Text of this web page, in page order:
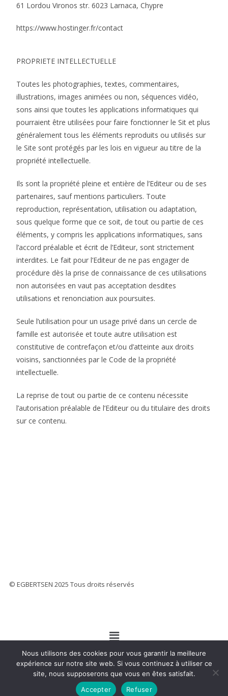
61 Lordou Vironos str. 6023 Larnaca, Chypre
https://www.hostinger.fr/contact
PROPRIETE INTELLECTUELLE
Toutes les photographies, textes, commentaires,
illustrations, images animées ou non, séquences vidéo,
sons ainsi que toutes les applications informatiques qui
pourraient être utilisées pour faire fonctionner le Sit et plus
généralement tous les éléments reproduits ou utilisés sur
le Site sont protégés par les lois en vigueur au titre de la
propriété intellectuelle.
Ils sont la propriété pleine et entière de l’Editeur ou de ses
partenaires, sauf mentions particuliers. Toute
reproduction, représentation, utilisation ou adaptation,
sous quelque forme que ce soit, de tout ou partie de ces
éléments, y compris les applications informatiques, sans
l’accord préalable et écrit de l’Editeur, sont strictement
interdites. Le fait pour l’Editeur de ne pas engager de
procédure dès la prise de connaissance de ces utilisations
non autorisées en vaut pas acceptation desdites
utilisations et renonciation aux poursuites.
Seule l’utilisation pour un usage privé dans un cercle de
famille est autorisée et toute autre utilisation est
constitutive de contrefaçon et/ou d’atteinte aux droits
voisins, sanctionnées par le Code de la propriété
intellectuelle.
La reprise de tout ou partie de ce contenu nécessite
l’autorisation préalable de l’Editeur ou du titulaire des droits
sur ce contenu.
© EGBERTSEN 2025 Tous droits réservés
Nous utilisons des cookies pour vous garantir la meilleure
expérience sur notre site web. Si vous continuez à utiliser ce
site, nous supposerons que vous en êtes satisfait.
Accepter
Refuser